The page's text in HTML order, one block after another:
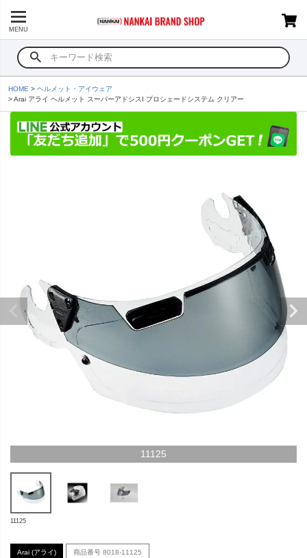
MENU
HOME
ヘルメット・アイウェア
Arai アライ ヘルメット スーパーアドシスI プロシェードシステム クリアー
11125
11125
Arai (アライ) 商品番号 8018-11125